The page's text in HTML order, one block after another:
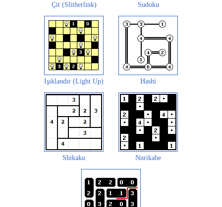
Çit (Slitherlink) Sudoku
Işıklandır (Light Up) Hashi
Shikaku Nurikabe